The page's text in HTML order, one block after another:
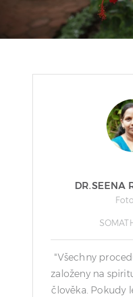
DR.SEENA
"Všechny
založeny na
člověka. Pokudy